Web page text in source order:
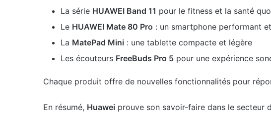
La série HUAWEI Band 11 pour le fitness et la santé
Le HUAWEI Mate 80 Pro : un smartphone performant
La MatePad Mini : une tablette compacte et légère
Les écouteurs FreeBuds Pro 5 pour une expérience
Chaque produit offre de nouvelles fonctionnalités pour
En résumé, Huawei prouve son savoir-faire dans le secteur